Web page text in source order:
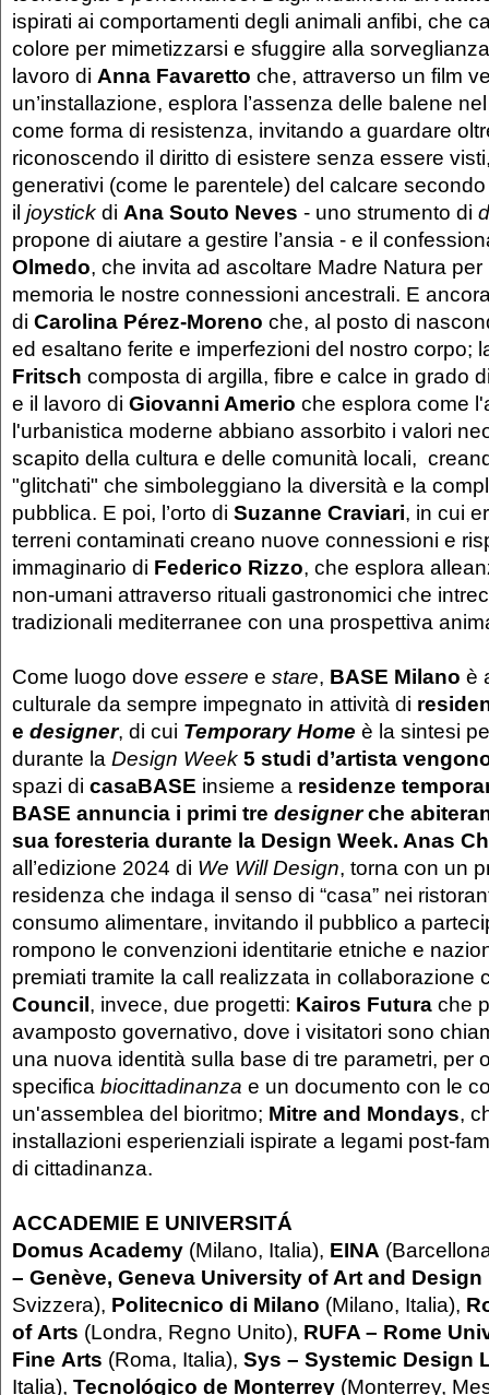
ispirati ai comportamenti degli animali anfibi, che
colore per mimetizzarsi e sfuggire alla
lavoro di Anna Favaretto che, attraverso un film
un’installazione, esplora l’assenza delle balene
come forma di resistenza, invitando a guardare
riconoscendo il diritto di esistere senza essere
generativi (come le parentele) del calcare
il joystick di Ana Souto Neves - uno strumento di
propone di aiutare a gestire l’ansia - e il
Olmedo, che invita ad ascoltare Madre Natura per
memoria le nostre connessioni ancestrali. E
di Carolina Pérez-Moreno che, al posto di
ed esaltano ferite e imperfezioni del nostro corpo;
Fritsch composta di argilla, fibre e calce in grado
e il lavoro di Giovanni Amerio che esplora come
l'urbanistica moderne abbiano assorbito i valori
scapito della cultura e delle comunità locali,
"glitchati" che simboleggiano la diversità e la
pubblica. E poi, l’orto di Suzanne Craviari, in cui
terreni contaminati creano nuove connessioni e
immaginario di Federico Rizzo, che esplora
non-umani attraverso rituali gastronomici che
tradizionali mediterranee con una prospettiva
Come luogo dove essere e stare, BASE Milano è
culturale da sempre impegnato in attività di
e designer, di cui Temporary Home è la sintesi
durante la Design Week 5 studi d’artista
spazi di casaBASE insieme a residenze
BASE annuncia i primi tre designerche
sua foresteria durante la Design Week. Anas
all’edizione 2024 di We Will Design, torna con un
residenza che indaga il senso di “casa” nei
consumo alimentare, invitando il pubblico a
rompono le convenzioni identitarie etniche e
premiati tramite la call realizzata in collaborazione
Council, invece, due progetti: Kairos Futura che
avamposto governativo, dove i visitatori sono
una nuova identità sulla base di tre parametri, per
specifica biocittadinanza e un documento con le
un'assemblea del bioritmo; Mitre and Mondays,
installazioni esperienziali ispirate a legami post-
di cittadinanza.
ACCADEMIE E UNIVERSITÁ
Domus Academy (Milano, Italia), EINA
– Genève, Geneva University of Art and Design
Svizzera), Politecnico di Milano (Milano, Italia),
of Arts (Londra, Regno Unito), RUFA – Rome
Fine Arts (Roma, Italia), Sys – Systemic Design
Italia), Tecnológico de Monterrey (Monterrey,